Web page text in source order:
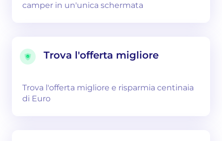
camper in un'unica schermata
Trova l'offerta migliore
Trova l'offerta migliore e risparmia centinaia
di Euro